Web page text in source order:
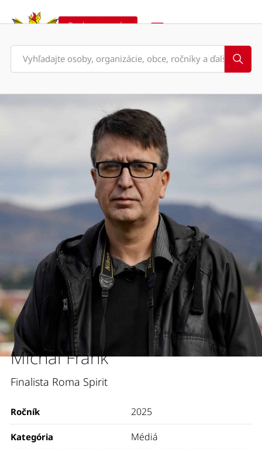
Podporte nás
Michal Frank
Finalista Roma Spirit
Ročník 2025
Kategória Médiá